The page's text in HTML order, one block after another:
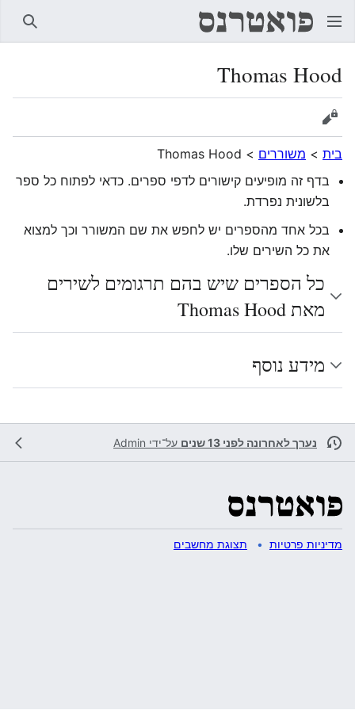
Thomas Hood
הצגת מקור
בית > משוררים >
Thomas Hood
בדף זה מופיעים קישורים לדפי ספרים. כדאי לפתוח כל ספר
בלשונית נפרדת.
בכל אחד מהספרים יש לחפש את שם המשורר וכך למצוא
את כל השירים שלו.
כל הספרים שיש בהם תרגומים לשירים
מאת Thomas Hood
מידע נוסף
נערך לאחרונה לפני 13 שנים על־ידי Admin
מדיניות פרטיות תצוגת מחשבים